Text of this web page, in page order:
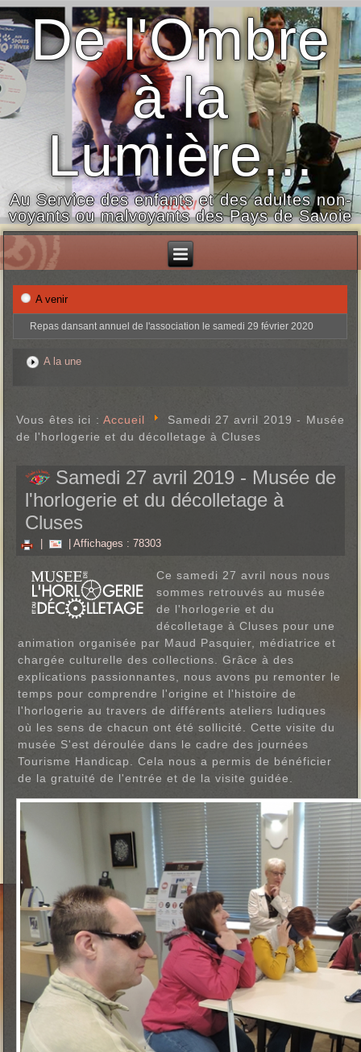
De l'Ombre
à la
Lumière...
Au Service des enfants et des adultes non-
voyants ou malvoyants des Pays de Savoie
A venir
Repas dansant annuel de l'association le samedi 29 février 2020
A la une
Vous êtes ici : Accueil
Samedi 27 avril 2019 - Musée
de l'horlogerie et du décolletage à Cluses
Samedi 27 avril 2019 - Musée de
l'horlogerie et du décolletage à
Cluses
| Affichages : 78303
Ce samedi 27 avril nous nous
sommes retrouvés au musée
de l'horlogerie et du
décolletage à Cluses pour une
animation organisée par Maud Pasquier, médiatrice et
chargée culturelle des collections. Grâce à des
explications passionnantes, nous avons pu remonter le
temps pour comprendre l'origine et l'histoire de
l'horlogerie au travers de différents ateliers ludiques
où les sens de chacun ont été sollicité. Cette visite du
musée S'est déroulée dans le cadre des journées
Tourisme Handicap. Cela nous a permis de bénéficier
de la gratuité de l'entrée et de la visite guidée.